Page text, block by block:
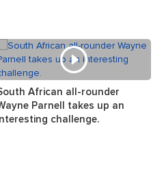
African all-rounder
Parnell takes up an
challenge.